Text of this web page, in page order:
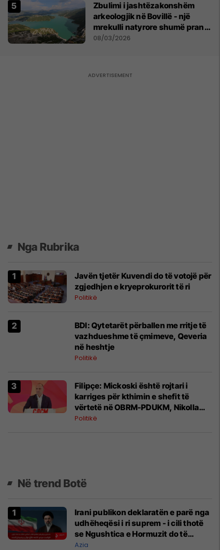
Zbulimi i jashtëzakonshëm
arkeologjik në Bovillë - një
mrekulli natyrore shumë pranë
Tiranës
08/03/2026
Nga Rubrika
Javën tjetër Kuvendi do të votojë për
zgjedhjen e kryeprokurorit të ri
Politikë
BDI: Qytetarët përballen me rritje të
vazhdueshme të çmimeve, Qeveria
në heshtje
Politikë
Filipçe: Mickoski është rojtari i
karriges për kthimin e shefit të
vërtetë në OBRM-PDUKM, Nikolla
Gruevski
Politikë
Në trend Botë
Irani publikon deklaratën e parë nga
udhëheqësi i ri suprem - i cili thotë
se Ngushtica e Hormuzit do të
mbetet e mbyllur
Azia